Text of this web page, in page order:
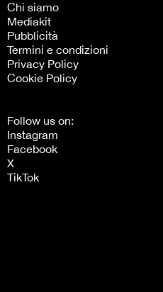
Chi siamo
Mediakit
Pubblicità
Termini e condizioni
Privacy Policy
Cookie Policy
Follow us on:
Instagram
Facebook
X
TikTok